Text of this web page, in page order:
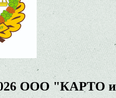
ООО "КАРТО